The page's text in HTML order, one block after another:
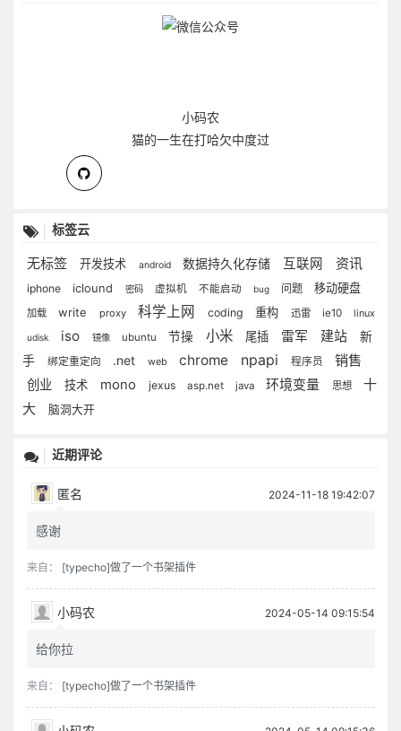
小码农
猫的一生在打哈欠中度过
标签云
无标签 开发技术 android 数据持久化存储 互联网 资讯
iphone iclound 密码 虚拟机 不能启动 bug 问题 移动硬盘
加载 write proxy 科学上网 coding 重构 迅雷 ie10 linux
udisk iso 镜像 ubuntu 节操 小米 尾插 雷军 建站
新
手
绑定重定向 .net web chrome npapi 程序员 销售
创业 技术 mono jexus asp.net java 环境变量 思想
十
大
脑洞大开
近期评论
匿名 2024-11-18 19:42:07
感谢
来自： [typecho]做了一个书架插件
小码农 2024-05-14 09:15:54
给你拉
来自： [typecho]做了一个书架插件